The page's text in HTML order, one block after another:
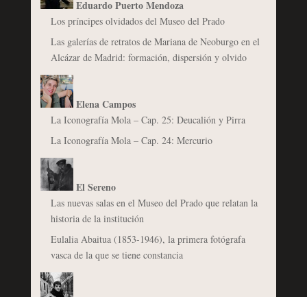
Eduardo Puerto Mendoza
Los príncipes olvidados del Museo del Prado
Las galerías de retratos de Mariana de Neoburgo en el
Alcázar de Madrid: formación, dispersión y olvido
Elena Campos
La Iconografía Mola – Cap. 25: Deucalión y Pirra
La Iconografía Mola – Cap. 24: Mercurio
El Sereno
Las nuevas salas en el Museo del Prado que relatan la
historia de la institución
Eulalia Abaitua (1853-1946), la primera fotógrafa
vasca de la que se tiene constancia